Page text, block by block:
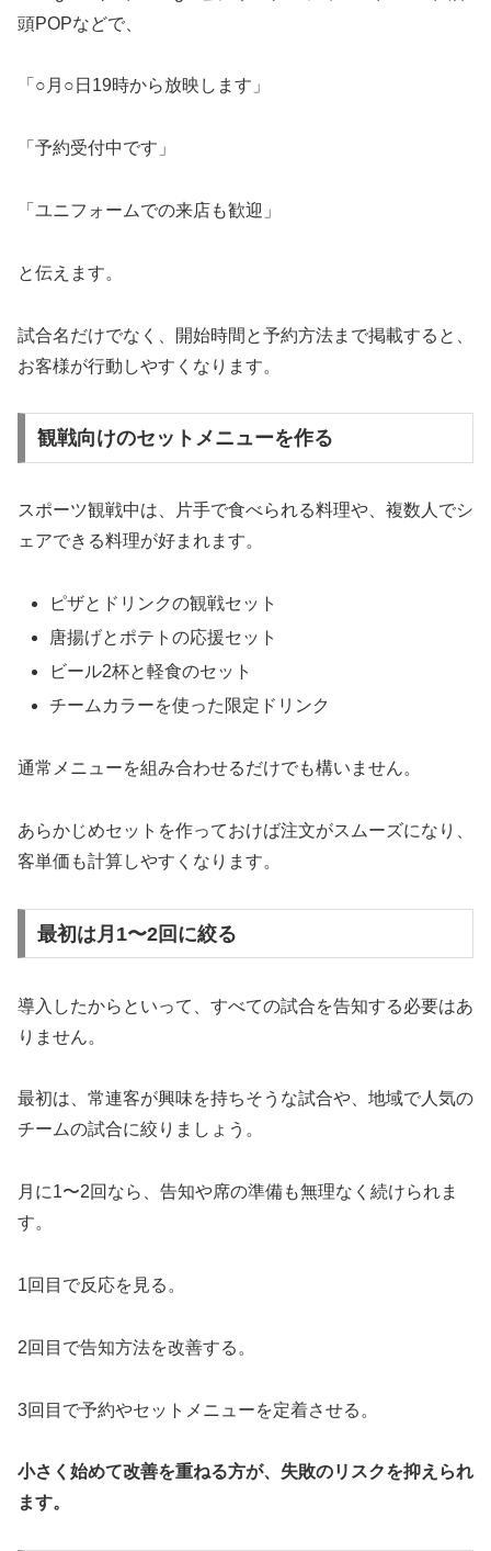
頭POPなどで、
「○月○日19時から放映します」
「予約受付中です」
「ユニフォームでの来店も歓迎」
と伝えます。
試合名だけでなく、開始時間と予約方法まで掲載すると、
お客様が行動しやすくなります。
観戦向けのセットメニューを作る
スポーツ観戦中は、片手で食べられる料理や、複数人でシ
ェアできる料理が好まれます。
ピザとドリンクの観戦セット
唐揚げとポテトの応援セット
ビール2杯と軽食のセット
チームカラーを使った限定ドリンク
通常メニューを組み合わせるだけでも構いません。
あらかじめセットを作っておけば注文がスムーズになり、
客単価も計算しやすくなります。
最初は月1〜2回に絞る
導入したからといって、すべての試合を告知する必要はあ
りません。
最初は、常連客が興味を持ちそうな試合や、地域で人気の
チームの試合に絞りましょう。
月に1〜2回なら、告知や席の準備も無理なく続けられま
す。
1回目で反応を見る。
2回目で告知方法を改善する。
3回目で予約やセットメニューを定着させる。
小さく始めて改善を重ねる方が、失敗のリスクを抑えられ
ます。